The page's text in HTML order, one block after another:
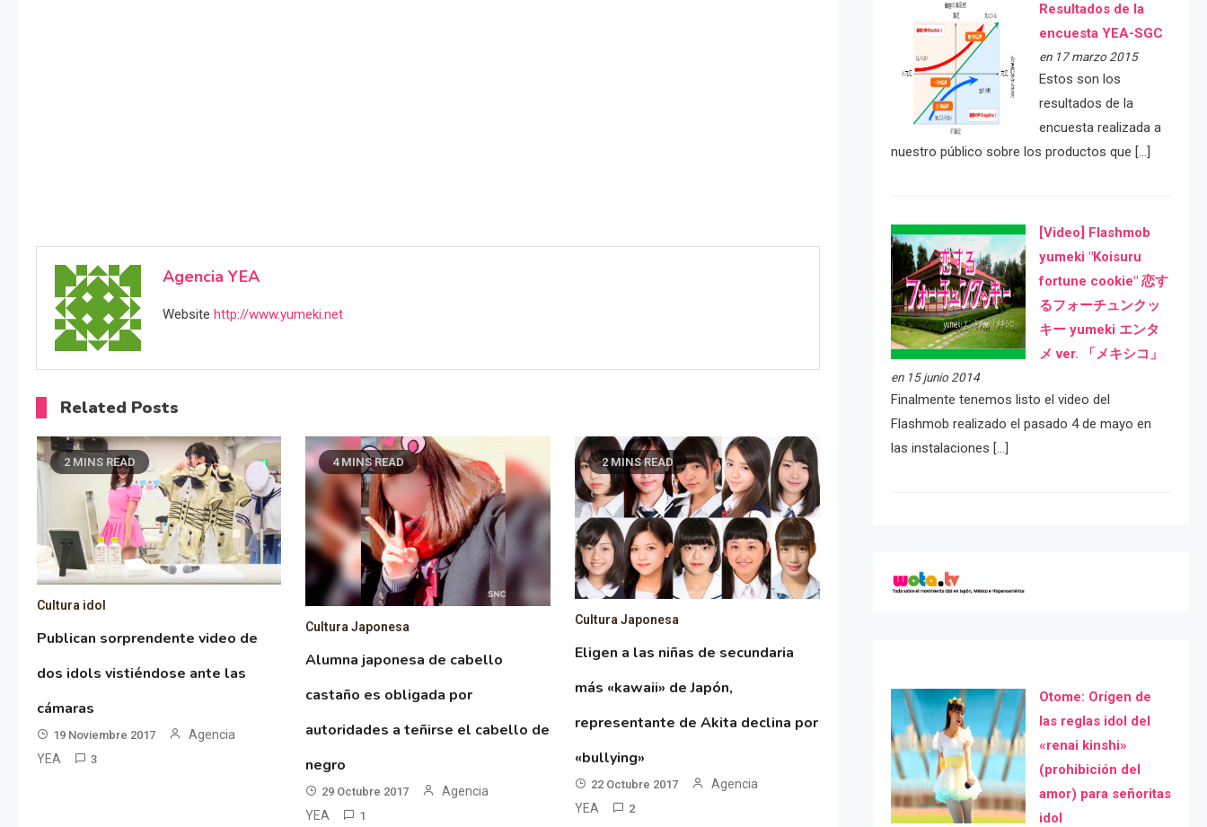
Agencia YEA
Website http://www.yumeki.net
Related Posts
2 MINS READ
Cultura idol
Publican sorprendente video de
dos idols vistiéndose ante las
cámaras
19 Noviembre 2017
Agencia
YEA
3
4 MINS READ
Cultura Japonesa
Alumna japonesa de cabello
castaño es obligada por
autoridades a teñirse el cabello de
negro
29 Octubre 2017
Agencia
YEA
1
2 MINS READ
Cultura Japonesa
Eligen a las niñas de secundaria
más «kawaii» de Japón,
representante de Akita declina por
«bullying»
22 Octubre 2017
Agencia
YEA
2
Resultados de la
encuesta YEA-SGC
en 17 marzo 2015
Estos son los
resultados de la
encuesta realizada a
nuestro público sobre los productos que […]
[Video] Flashmob
yumeki "Koisuru
fortune cookie" 恋す
るフォーチュンクッ
キー yumeki エンタ
メ ver. 「メキシコ」
en 15 junio 2014
Finalmente tenemos listo el video del
Flashmob realizado el pasado 4 de mayo en
las instalaciones […]
Otome: Orígen de
las reglas idol del
«renai kinshi»
(prohibición del
amor) para señoritas
idol